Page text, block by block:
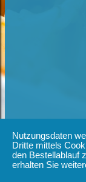
Nutzungsdaten
Dritte mittels
den Bestellablauf
erhalten Sie